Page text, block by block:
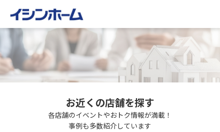
お近くの店舗を探す
各店舗のイベントやおトク情報が満載！
事例も多数紹介しています